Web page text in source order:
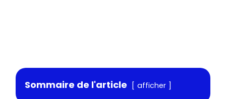
Sommaire de l'article afficher